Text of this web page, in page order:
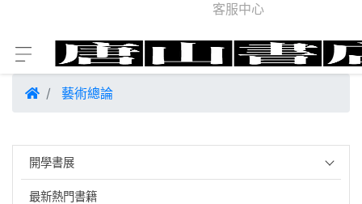
客服中心
藝術總論
開學書展
最新熱門書籍